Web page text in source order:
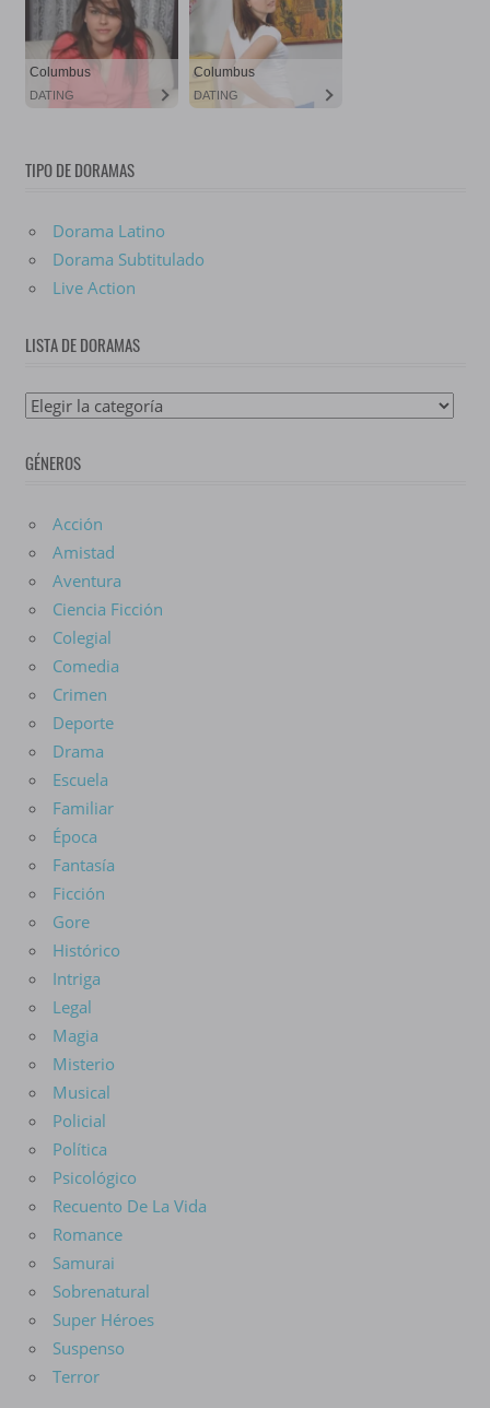
TIPO DE DORAMAS
Dorama Latino
Dorama Subtitulado
Live Action
LISTA DE DORAMAS
Lista
Doramas
GÉNEROS
Acción
Amistad
Aventura
Ciencia Ficción
Colegial
Comedia
Crimen
Deporte
Drama
Escuela
Familiar
Época
Fantasía
Ficción
Gore
Histórico
Intriga
Legal
Magia
Misterio
Musical
Policial
Política
Psicológico
Recuento De La Vida
Romance
Samurai
Sobrenatural
Super Héroes
Suspenso
Terror